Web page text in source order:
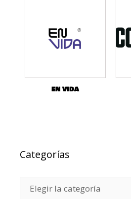
EN VIDA
Categorías